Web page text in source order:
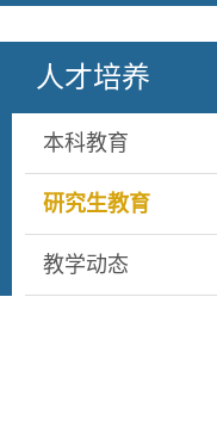
人才培养
本科教育
研究生教育
教学动态